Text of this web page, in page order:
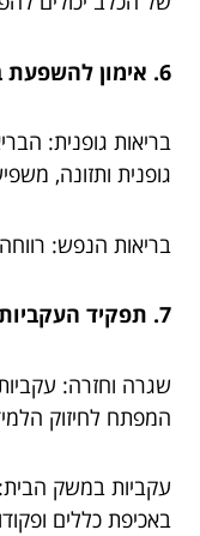
6. אימון להשפעת בריאות ותזונה
בריאות גופנית:
גופנית ותזונה,
בריאות הנפש:
7. תפקיד העקביות
שגרה וחזרה:
המפתח לחיזוק
עקביות במשק הבית:
באכיפת כללים